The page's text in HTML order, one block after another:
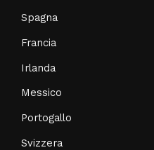
Spagna
Francia
Irlanda
Messico
Portogallo
Svizzera